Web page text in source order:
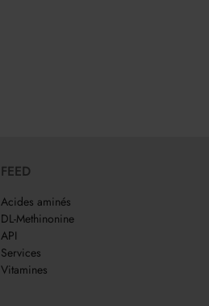
FEED
Acides aminés
DL-Methinonine
API
Services
Vitamines